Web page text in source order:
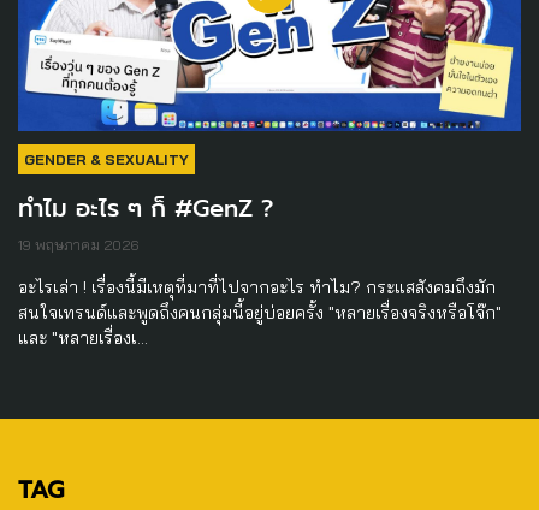
GENDER & SEXUALITY
ทำไม อะไร ๆ ก็ #GenZ ?
19 พฤษภาคม 2026
อะไรเล่า ! เรื่องนี้มีเหตุที่มาที่ไปจากอะไร ทำไม? กระแสสังคมถึงมัก
สนใจเทรนด์และพูดถึงคนกลุ่มนี้อยู่บ่อยครั้ง "หลายเรื่องจริงหรือโจ๊ก"
และ "หลายเรื่องเ…
TAG